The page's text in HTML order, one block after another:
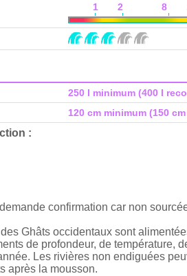
1 2 8
250 l minimum (400 l
120 cm minimum (150
:
confirmation car non
Ghâts occidentaux sont
de profondeur, de température,
Les rivières non endiguées
après la mousson.